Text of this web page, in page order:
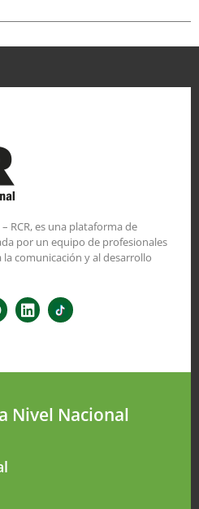
RCR, es una plataforma de
por un equipo de profesionales
comunicación y al desarrollo
Nivel Nacional